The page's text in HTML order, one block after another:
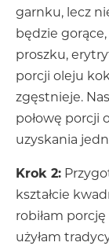
garnku, lecz
będzie
proszku,
porcji oleju
zgęstnieje.
połowę porcji
uzyskania
Krok 2:
kształcie
robiłam
użyłam